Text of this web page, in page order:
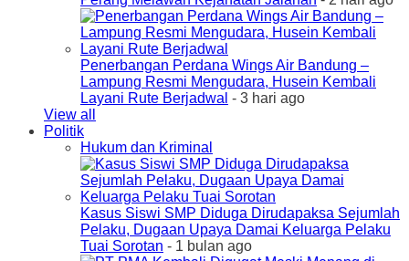
Penerbangan Perdana Wings Air Bandung –
Lampung Resmi Mengudara, Husein Kembali
Layani Rute Berjadwal - 3 hari ago
View all
Politik
Hukum dan Kriminal
Kasus Siswi SMP Diduga Dirudapaksa Sejumlah
Pelaku, Dugaan Upaya Damai Keluarga Pelaku
Tuai Sorotan - 1 bulan ago